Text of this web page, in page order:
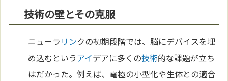
技術の壁とその克服
ニューラ リンクの初期段階では、脳にデバイスを埋
め込むというアイデアに多くの技術的な課題が立ち
はだかった。例えば、電極の小型化や生体との適合